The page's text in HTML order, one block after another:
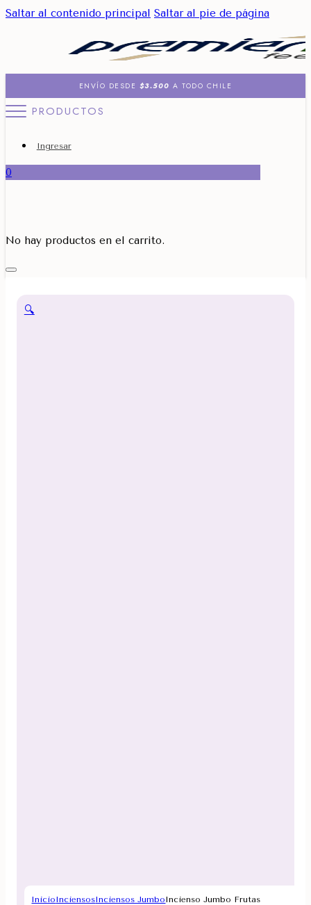
Saltar al contenido principal Saltar al pie de página
ENVÍO DESDE $3.500 A TODO CHILE
PRODUCTOS
Ingresar
0
No hay productos en el carrito.
🔍
InicioInciensosInciensos JumboIncienso Jumbo Frutas